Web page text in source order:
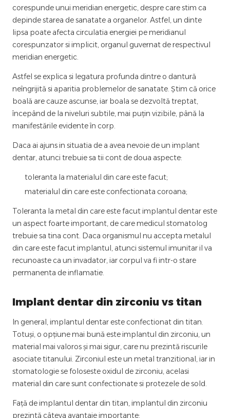
corespunde unui meridian energetic, despre care stim ca
depinde starea de sanatate a organelor. Astfel, un dinte
lipsa poate afecta circulatia energiei pe meridianul
corespunzator si implicit, organul guvernat de respectivul
meridian energetic.
Astfel se explica si legatura profunda dintre o dantură
neîngrijită si aparitia problemelor de sanatate. Știm că orice
boală are cauze ascunse, iar boala se dezvoltă treptat,
începând de la niveluri subtile, mai puțin vizibile, până la
manifestările evidente în corp.
Daca ai ajuns in situatia de a avea nevoie de un implant
dentar, atunci trebuie sa tii cont de doua aspecte:
toleranta la materialul din care este facut;
materialul din care este confectionata coroana;
Toleranta la metal din care este facut implantul dentar este
un aspect foarte important, de care medicul stomatolog
trebuie sa tina cont. Daca organismul nu accepta metalul
din care este facut implantul, atunci sistemul imunitar il va
recunoaste ca un invadator, iar corpul va fi intr-o stare
permanenta de inflamatie.
Implant dentar din zirconiu vs titan
In general, implantul dentar este confectionat din titan.
Totuși, o opțiune mai bună este implantul din zirconiu, un
material mai valoros și mai sigur, care nu prezintă riscurile
asociate titanului. Zirconiul este un metal tranzitional, iar in
stomatologie se foloseste oxidul de zirconiu, acelasi
material din care sunt confectionate si protezele de sold.
Față de implantul dentar din titan, implantul din zirconiu
prezintă câteva avantaje importante: